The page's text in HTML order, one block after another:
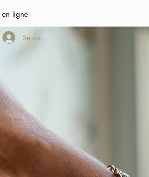
en ligne
Se connecter